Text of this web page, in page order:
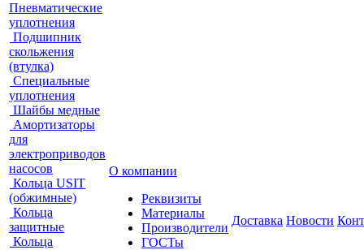
Пневматические
уплотнения
Подшипник
скольжения
(втулка)
Специальные
уплотнения
Шайбы медные
Амортизаторы
для
электроприводов
насосов
Кольца USIT
(обжимные)
Кольца
защитные
Кольца
О компании
Реквизиты
Материалы
Производители
ГОСТы
Доставка Новости